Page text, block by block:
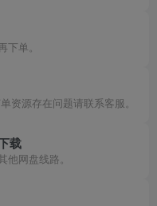
单。
资源存在问题请联系客服。
载
网盘线路。